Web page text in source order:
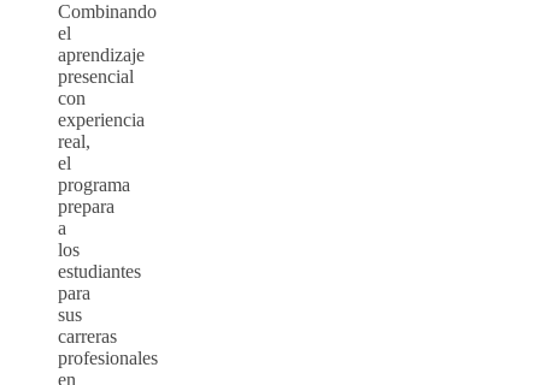
Combinando
el
aprendizaje
presencial
con
experiencia
real,
el
programa
prepara
a
los
estudiantes
para
sus
carreras
profesionales
en